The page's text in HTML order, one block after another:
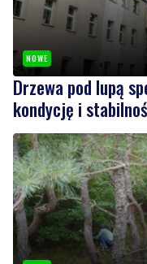
NOWE
Drzewa pod lupą
kondycję i